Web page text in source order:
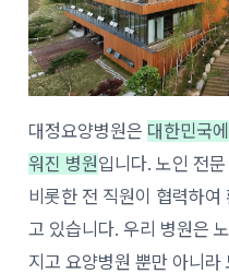
대정요양병원은 대한민국
워진 병원입니다. 노인 전
비롯한 전 직원이 협력하
고 있습니다. 우리 병원은
지고 요양병원 뿐만 아니라